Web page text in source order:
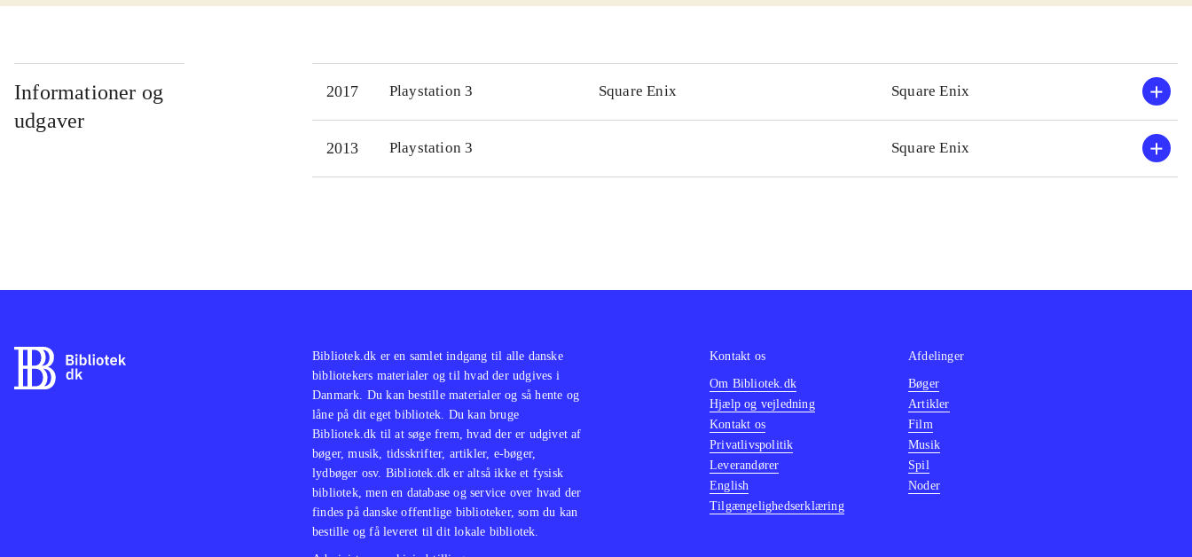
Magic: The gathering, hvor du kæmper med kort imod modstandere og samler
Days" er ikke spilbart men består kun af mellemsekvenserne fra spillet.
Styringen, kameraføringen, grafikken og selve spillet er forbedret og med mere
Vesten og Østen men ellers har Sony efterhånden genudgivet flere af de ældre
Informationer og
udgaver
2017 Playstation 3 Square Enix Square Enix
2013 Playstation 3 Square Enix
Bibliotek.dk er en samlet indgang til alle danske
bibliotekers materialer og til hvad der udgives i
Danmark. Du kan bestille materialer og så hente og
låne på dit eget bibliotek. Du kan bruge
Bibliotek.dk til at søge frem, hvad der er udgivet af
bøger, musik, tidsskrifter, artikler, e-bøger,
lydbøger osv. Bibliotek.dk er altså ikke et fysisk
bibliotek, men en database og service over hvad der
findes på danske offentlige biblioteker, som du kan
bestille og få leveret til dit lokale bibliotek.
Kontakt os
Om Bibliotek.dk
Hjælp og vejledning
Kontakt os
Privatlivspolitik
Leverandører
English
Tilgængelighedserklæring
Afdelinger
Bøger
Artikler
Film
Musik
Spil
Noder